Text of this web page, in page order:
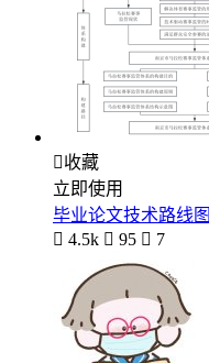
收藏
立即使用
毕业论文技术路线图
 4.5k  95  7